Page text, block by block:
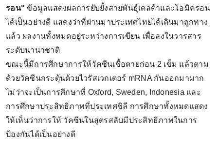
รอน" ข้อมูลแสดงผลการยับยั้งสายพันธุ์เดลต้าและโอมิครอน
ได้เป็นอย่างดี แสดงว่าที่ผ่านมาประเทศไทยได้เดินมาถูกทาง
แล้ว ผลงานทั้งหมดอยู่ระหว่างการเขียน เพื่อลงในวารสาร
ระดับนานาชาติ
ขณะนี้มีการศึกษาการให้วัคซีนเชื้อตายก่อน 2 เข็ม แล้วตาม
ด้วยวัคซีนกระตุ้นด้วยไวรัสเวกเตอร์ mRNA กันออกมามาก
ไม่ว่าจะเป็นการศึกษาที่ Oxford, Sweden, Indonesia และ
การศึกษาประสิทธิภาพที่ประเทศชิลี การศึกษาทั้งหมดแสดง
ให้เห็นว่าการให้ วัคซีนในสูตรสลับมีประสิทธิภาพในการ
ป้องกันได้เป็นอย่างดี